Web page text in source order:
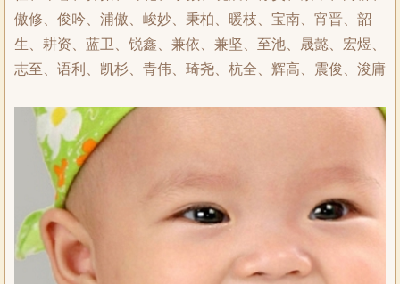
傲修、俊吟、浦傲、峻妙、秉柏、暖枝、宝南、宵晋、韶
生、耕资、蓝卫、锐鑫、兼依、兼坚、至池、晟懿、宏煜、
志至、语利、凯杉、青伟、琦尧、杭全、辉高、震俊、浚庸